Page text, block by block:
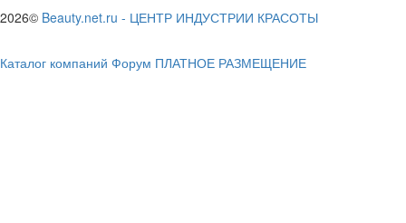
2026© Beauty.net.ru - ЦЕНТР ИНДУСТРИИ КРАСОТЫ
Каталог компаний Форум ПЛАТНОЕ РАЗМЕЩЕНИЕ